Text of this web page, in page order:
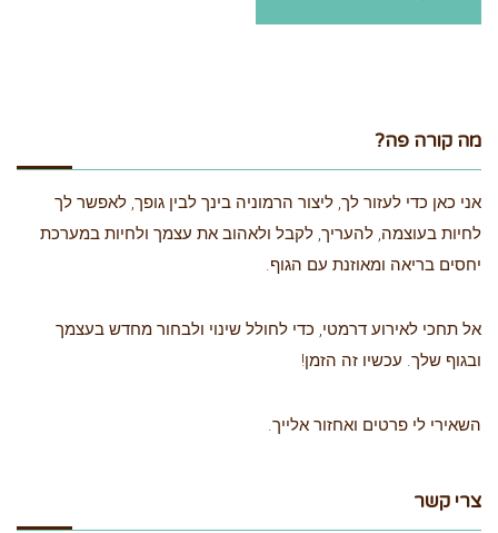
מה קורה פה?
אני כאן כדי לעזור לך, ליצור הרמוניה בינך לבין גופך, לאפשר לך
לחיות בעוצמה, להעריך, לקבל ולאהוב את עצמך ולחיות במערכת
יחסים בריאה ומאוזנת עם הגוף.
אל תחכי לאירוע דרמטי, כדי לחולל שינוי ולבחור מחדש בעצמך
ובגוף שלך. עכשיו זה הזמן!
השאירי לי פרטים ואחזור אלייך.
צרי קשר